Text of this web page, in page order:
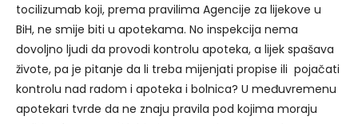
tocilizumab koji, prema pravilima Agencije za lijekove u
BiH, ne smije biti u apotekama. No inspekcija nema
dovoljno ljudi da provodi kontrolu apoteka, a lijek spašava
živote, pa je pitanje da li treba mijenjati propise ili pojačati
kontrolu nad radom i apoteka i bolnica? U međuvremenu
apotekari tvrde da ne znaju pravila pod kojima moraju